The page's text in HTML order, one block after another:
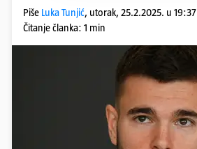
Piše Luka Tunjić, utorak, 25.2.2025. u 19:37
Čitanje članka: 1 min